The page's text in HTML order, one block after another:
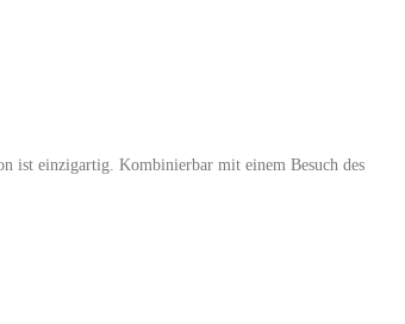
ist einzigartig. Kombinierbar mit einem Besuch des